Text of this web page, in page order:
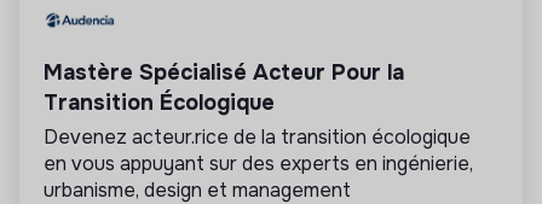
💡 Structure de l’ESS
Cette structure repose sur un principe de
solidarité et d’utilité sociale : son mode de
gestion est démocratique et participatif, et sa
lucrativité est limitée. Il s’agit d’une association,
coopérative, fondation, mutuelle ou entreprise
ESUS.
Mastère Spécialisé Acteur Pour la
Transition Écologique
Devenez acteur.rice de la transition écologique
en vous appuyant sur des experts en ingénierie,
urbanisme, design et management